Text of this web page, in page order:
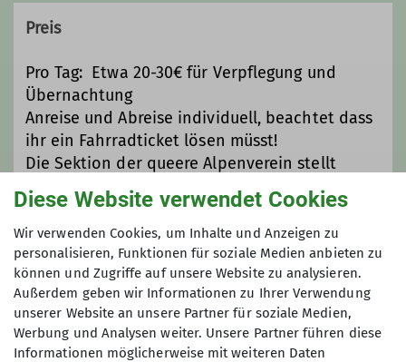
Preis
Pro Tag: Etwa 20-30€ für Verpflegung und
Übernachtung
Anreise und Abreise individuell, beachtet dass
ihr ein Fahrradticket lösen müsst!
Die Sektion der queere Alpenverein stellt
finanzielle Mittel zur Verfügung, falls ihr euch
die Teilnahme akutell nicht leisten könnt und
einen Zuschuss benötigt. In diesem Fall
einfach auf uns zukommen oder eine Mail an:
jugendreferat@dav-goc.de
Maximale Teilnehmeranzahl
Diese Website verwendet Cookies
Wir verwenden Cookies, um Inhalte und Anzeigen zu
personalisieren, Funktionen für soziale Medien anbieten zu
können und Zugriffe auf unsere Website zu analysieren.
Außerdem geben wir Informationen zu Ihrer Verwendung
unserer Website an unsere Partner für soziale Medien,
Werbung und Analysen weiter. Unsere Partner führen diese
Informationen möglicherweise mit weiteren Daten